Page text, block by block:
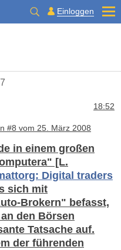
Einloggen
18:52
#8 vom 25. März 2008
in einem großen
[L.
Digital traders
sich mit
Brokern" befasst,
den Börsen
Tatsache auf.
der führenden